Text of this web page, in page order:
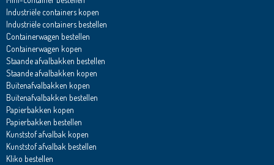
Industriële containers kopen
Industriële containers bestellen
Containerwagen bestellen
Containerwagen kopen
Staande afvalbakken bestellen
Staande afvalbakken kopen
Buitenafvalbakken kopen
Buitenafvalbakken bestellen
Papierbakken kopen
Papierbakken bestellen
Kunststof afvalbak kopen
Kunststof afvalbak bestellen
Kliko bestellen